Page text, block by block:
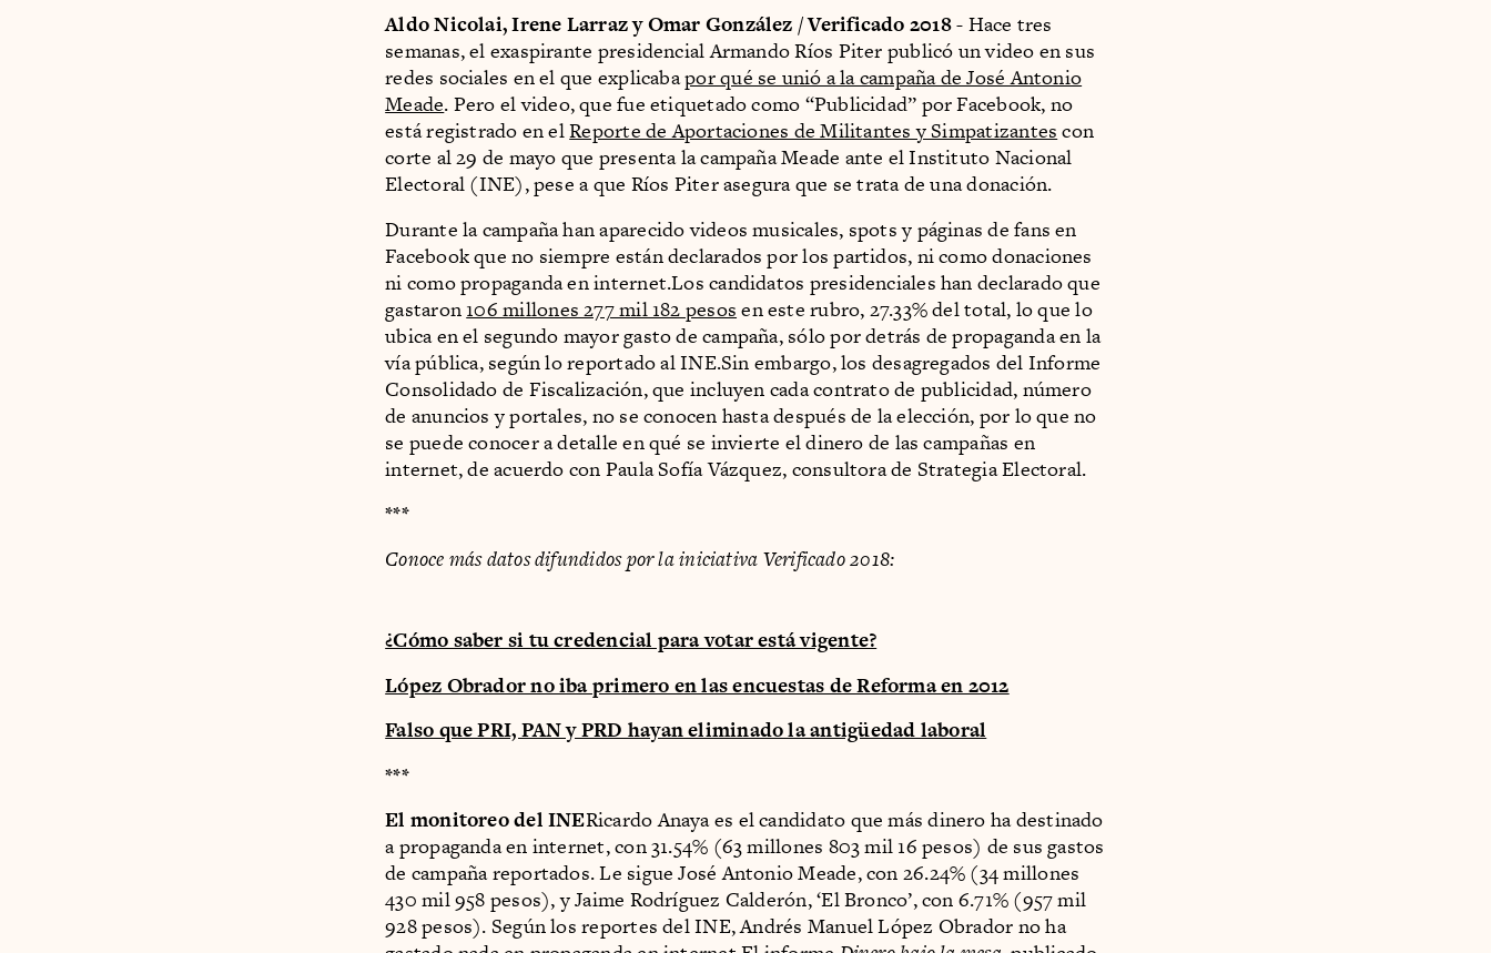
Aldo Nicolai, Irene Larraz y Omar González / Verificado 2018- Hace tres
semanas, el exaspirante presidencial Armando Ríos Piter publicó un video en sus
redes sociales en el que explicabapor qué se unió a la campaña de José Antonio
Meade. Pero el video, que fue etiquetado como “Publicidad” por Facebook, no
está registrado en elReporte de Aportaciones de Militantes y Simpatizantes con
corte al 29 de mayo que presenta la campaña Meade ante el Instituto Nacional
Electoral (INE), pese a que Ríos Piter asegura que se trata de una donación.
Durante la campaña han aparecido videos musicales, spots y páginas de fans en
Facebook que no siempre están declarados por los partidos, ni como donaciones
ni como propaganda en internet.Los candidatos presidenciales han declarado que
gastaron 106 millones 277 mil 182 pesos en este rubro, 27.33% del total, lo que lo
ubica en el segundo mayor gasto de campaña, sólo por detrás de propaganda en la
vía pública, según lo reportado al INE.Sin embargo, los desagregados del Informe
Consolidado de Fiscalización, que incluyen cada contrato de publicidad, número
de anuncios y portales, no se conocen hasta después de la elección, por lo que no
se puede conocer a detalle en qué se invierte el dinero de las campañas en
internet, de acuerdo con Paula Sofía Vázquez, consultora de Strategia Electoral.
***
Conoce más datos difundidos por la iniciativa Verificado 2018:
¿Cómo saber si tu credencial para votar está vigente?
López Obrador no iba primero en las encuestas de Reforma en 2012
Falso que PRI, PAN y PRD hayan eliminado la antigüedad laboral
***
El monitoreo del INERicardo Anaya es el candidato que más dinero ha destinado
a propaganda en internet, con 31.54% (63 millones 803 mil 16 pesos) de sus gastos
de campaña reportados. Le sigue José Antonio Meade, con 26.24% (34 millones
430 mil 958 pesos), y Jaime Rodríguez Calderón, ‘El Bronco’, con 6.71% (957 mil
928 pesos). Según los reportes del INE, Andrés Manuel López Obrador no ha